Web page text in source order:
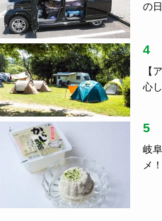
の
4
【
心
5
岐
メ